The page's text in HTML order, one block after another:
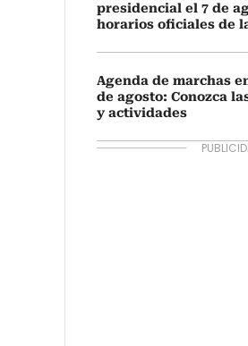
presidencial el 7 de
horarios oficiales de
Agenda de marchas
de agosto: Conozca
y actividades